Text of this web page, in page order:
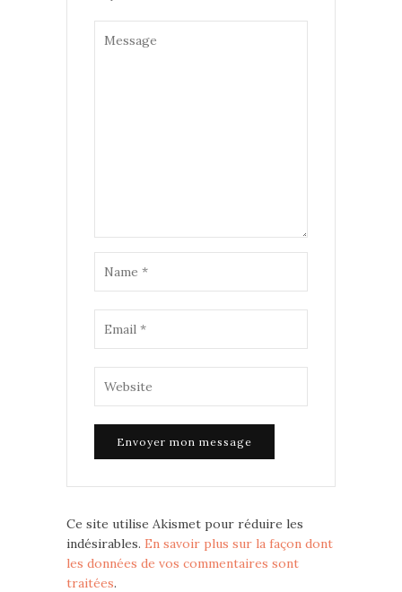
Ce site utilise Akismet pour réduire les
indésirables. En savoir plus sur la façon dont
les données de vos commentaires sont
traitées.